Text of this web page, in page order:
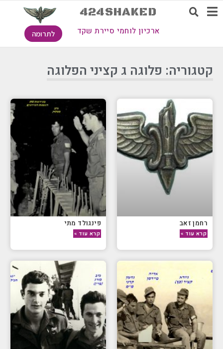
424SHAKED
ארכיון לוחמי סיירת שקד לתרומה
קטגוריה: פלוגה ג קציני הפלוגה
רחמן זאב
קרא עוד »
פינגולד מתי
קרא עוד »